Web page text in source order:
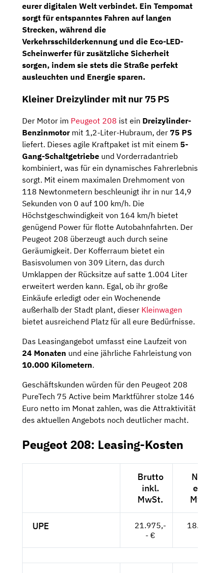
eurer digitalen Welt verbindet. Ein Tempomat
sorgt für entspanntes Fahren auf langen
Strecken, während die
Verkehrsschilderkennung und die Eco-LED-
Scheinwerferfür zusätzliche Sicherheit
sorgen, indem sie stets die Straße perfekt
ausleuchten und Energie sparen.
Kleiner Dreizylinder mit nur 75 PS
Der Motor im Peugeot 208 ist ein Dreizylinder-
Benzinmotormit 1,2-Liter-Hubraum, der 75 PS
liefert. Dieses agile Kraftpaket ist mit einem 5-
Gang-Schaltgetriebe und Vorderradantrieb
kombiniert, was für ein dynamisches Fahrerlebnis
sorgt. Mit einem maximalen Drehmoment von
118 Newtonmetern beschleunigt ihr in nur 14,9
Sekunden von 0 auf 100 km/h. Die
Höchstgeschwindigkeit von 164 km/h bietet
genügend Power für flotte Autobahnfahrten. Der
Peugeot 208 überzeugt auch durch seine
Geräumigkeit. Der Kofferraum bietet ein
Basisvolumen von 309 Litern, das durch
Umklappen der Rücksitze auf satte 1.004 Liter
erweitert werden kann. Egal, ob ihr große
Einkäufe erledigt oder ein Wochenende
außerhalb der Stadt plant, dieser Kleinwagen
bietet ausreichend Platz für all eure Bedürfnisse.
Das Leasingangebot umfasst eine Laufzeit von
24 Monaten und eine jährliche Fahrleistung von
10.000 Kilometern.
Geschäftskunden würden für den Peugeot 208
PureTech 75 Active beim Marktführer stolze 146
Euro netto im Monat zahlen, was die Attraktivität
des aktuellen Angebots noch deutlicher macht.
Peugeot 208: Leasing-Kosten
Brutto
inkl.
MwSt.
Netto
exkl.
MwSt.
UPE
21.975,-
- €
18.466,-